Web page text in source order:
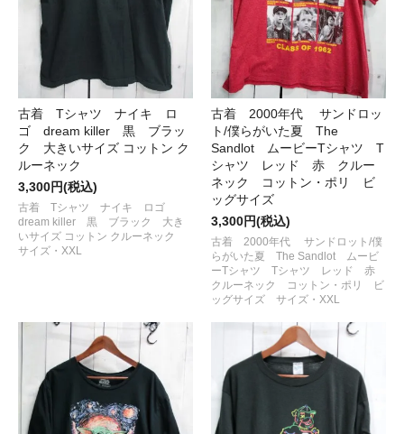
古着 Tシャツ ナイキ ロ
ゴ dream killer 黒 ブラッ
ク 大きいサイズ コットン ク
ルーネック
3,300円(税込)
古着 Tシャツ ナイキ ロゴ
dream killer 黒 ブラック 大き
いサイズ コットン クルーネック
サイズ・XXL
古着 2000年代 サンドロッ
ト/僕らがいた夏 The
Sandlot ムービーTシャツ T
シャツ レッド 赤 クルー
ネック コットン・ポリ ビ
ッグサイズ
3,300円(税込)
古着 2000年代 サンドロット/僕
らがいた夏 The Sandlot ムービ
ーTシャツ Tシャツ レッド 赤
クルーネック コットン・ポリ ビ
ッグサイズ サイズ・XXL